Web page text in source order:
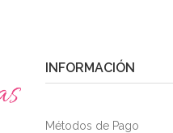
INFORMACIÓN
Métodos de Pago